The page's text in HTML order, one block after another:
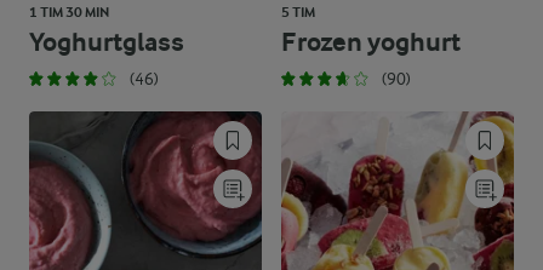
1 TIM 30 MIN
Yoghurtglass
(46)
5 TIM
Frozen yoghurt
(90)